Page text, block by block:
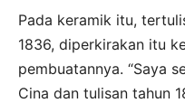
Pada keramik itu,
1836, diperkirakan itu
pembuatannya. “Saya
Cina dan tulisan tahun